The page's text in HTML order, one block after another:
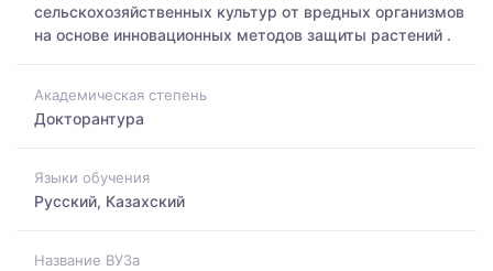
сельскохозяйственных культур от вредных организмов
на основе инновационных методов защиты растений .
Академическая степень
Докторантура
Языки обучения
Русский, Казахский
Название ВУЗа